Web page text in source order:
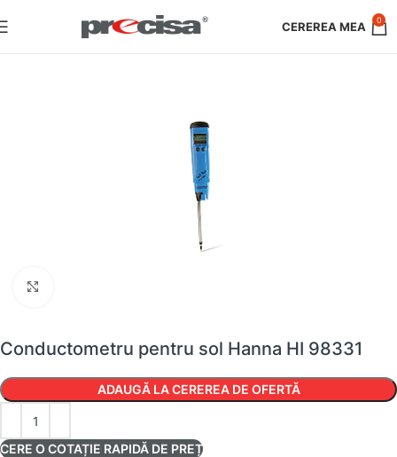
0
Conductometru pentru sol Hanna HI 98331
ADAUGĂ LA CEREREA DE OFERTĂ
CERE O COTAȚIE RAPIDĂ DE PREȚ